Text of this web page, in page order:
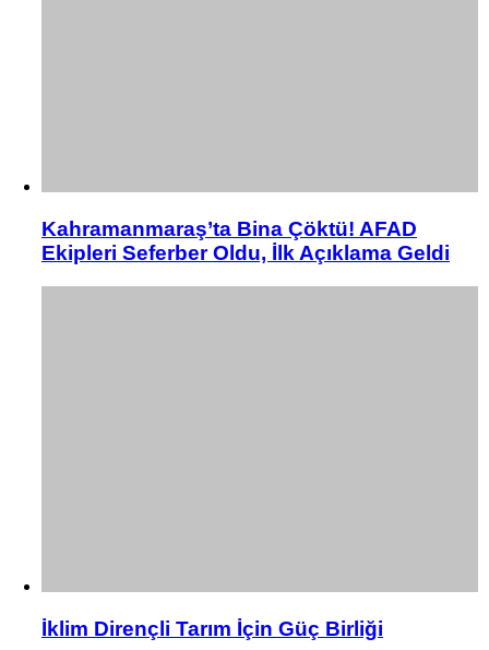
Kahramanmaraş’ta Bina Çöktü! AFAD
Ekipleri Seferber Oldu, İlk Açıklama Geldi
İklim Dirençli Tarım İçin Güç Birliği